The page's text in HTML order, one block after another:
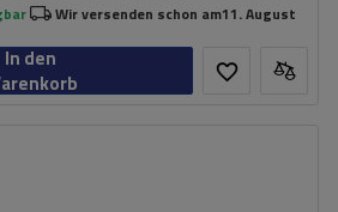
Wir versenden schon am11. August
In den